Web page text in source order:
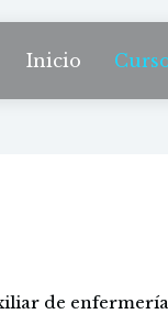
Inicio
de enfermería